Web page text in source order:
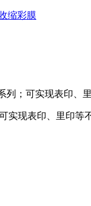
缩彩膜
列；可实现表印
实现表印、里印